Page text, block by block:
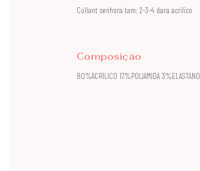
Collant senhora tam: 2-3-4 dara acrilico
Composição
80%ACRILICO 17%POLIAMIDA 3%ELASTANO